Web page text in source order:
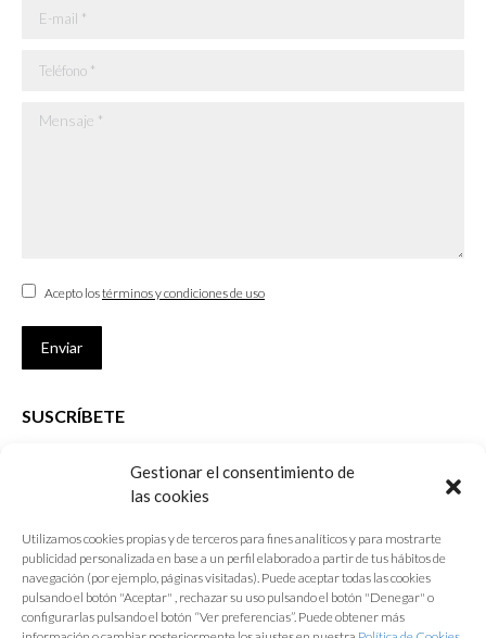
Gestionar el consentimiento de
las cookies
Utilizamos cookies propias y de terceros para fines analíticos y para mostrarte
publicidad personalizada en base a un perfil elaborado a partir de tus hábitos de
navegación (por ejemplo, páginas visitadas). Puede aceptar todas las cookies
pulsando el botón "Aceptar" , rechazar su uso pulsando el botón "Denegar" o
configurarlas pulsando el botón “Ver preferencias”. Puede obtener más
E-mail *
Teléfono *
Mensaje *
Acepto lostérminos y condiciones de uso
Enviar
SUSCRÍBETE
que desarrolla el Colegio de Arquitectos de Cádiz
E-mail *
Acepto lostérminos y condiciones de uso